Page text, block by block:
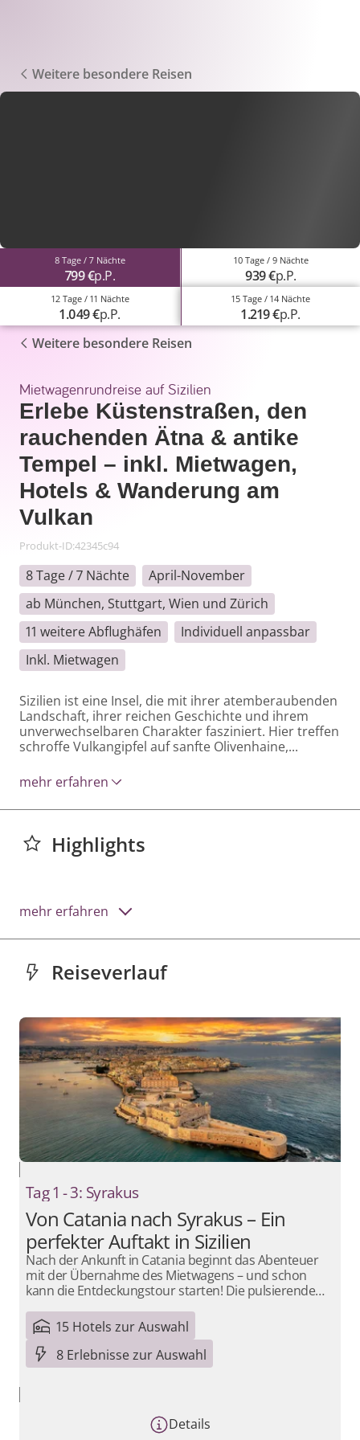
Weitere besondere Reisen
8 Tage / 7 Nächte
799 €p.P.
10 Tage / 9 Nächte
939 €p.P.
12 Tage / 11 Nächte
1.049 €p.P.
15 Tage / 14 Nächte
1.219 €p.P.
Weitere besondere Reisen
Mietwagenrundreise auf Sizilien
Erlebe Küstenstraßen, den
rauchenden Ätna & antike
Tempel – inkl. Mietwagen,
Hotels & Wanderung am
Vulkan
Produkt-ID:42345c94
8 Tage / 7 Nächte
April-November
ab München, Stuttgart, Wien und Zürich
11 weitere Abflughäfen
Individuell anpassbar
Inkl. Mietwagen
Sizilien ist eine Insel, die mit ihrer atemberaubenden
Landschaft, ihrer reichen Geschichte und ihrem
unverwechselbaren Charakter fasziniert. Hier treffen
schroffe Vulkangipfel auf sanfte Olivenhaine,...
mehr erfahren
Highlights
mehr erfahren
Reiseverlauf
Tag 1 - 3: Syrakus
Von Catania nach Syrakus – Ein
perfekter Auftakt in Sizilien
Nach der Ankunft in Catania beginnt das Abenteuer
mit der Übernahme des Mietwagens – und schon
kann die Entdeckungstour starten! Die pulsierende
Plätzen, barocker Architektur und authentischem
sizilianischem Flair. Ein erster Spaziergang führt dich
zum Piazza del Duomo, wo der berühmte
Elefantenbrunnen als Wahrzeichen der Stadt thront.
perfekte Ort, um das italienische Dolce Vita zu
genießen. Ein besonderes Highlight ist der Besuch des
15 Hotels zur Auswahl
8 Erlebnisse zur Auswahl
Details